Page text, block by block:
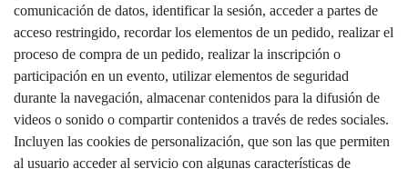
comunicación de datos, identificar la sesión, acceder a partes de
acceso restringido, recordar los elementos de un pedido, realizar el
proceso de compra de un pedido, realizar la inscripción o
participación en un evento, utilizar elementos de seguridad
durante la navegación, almacenar contenidos para la difusión de
videos o sonido o compartir contenidos a través de redes sociales.
Incluyen las cookies de personalización, que son las que permiten
al usuario acceder al servicio con algunas características de